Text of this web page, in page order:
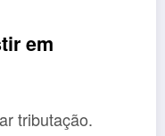
em
tributação.